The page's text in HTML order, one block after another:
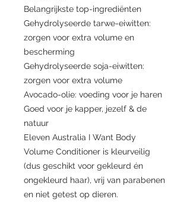
Belangrijkste top-ingrediënten
Gehydrolyseerde tarwe-eiwitten:
zorgen voor extra volume en
bescherming
Gehydrolyseerde soja-eiwitten:
zorgen voor extra volume
Avocado-olie: voeding voor je haren
Goed voor je kapper, jezelf & de
natuur
Eleven Australia I Want Body
Volume Conditioner is kleurveilig
(dus geschikt voor gekleurd én
ongekleurd haar), vrij van parabenen
en niet getest op dieren.